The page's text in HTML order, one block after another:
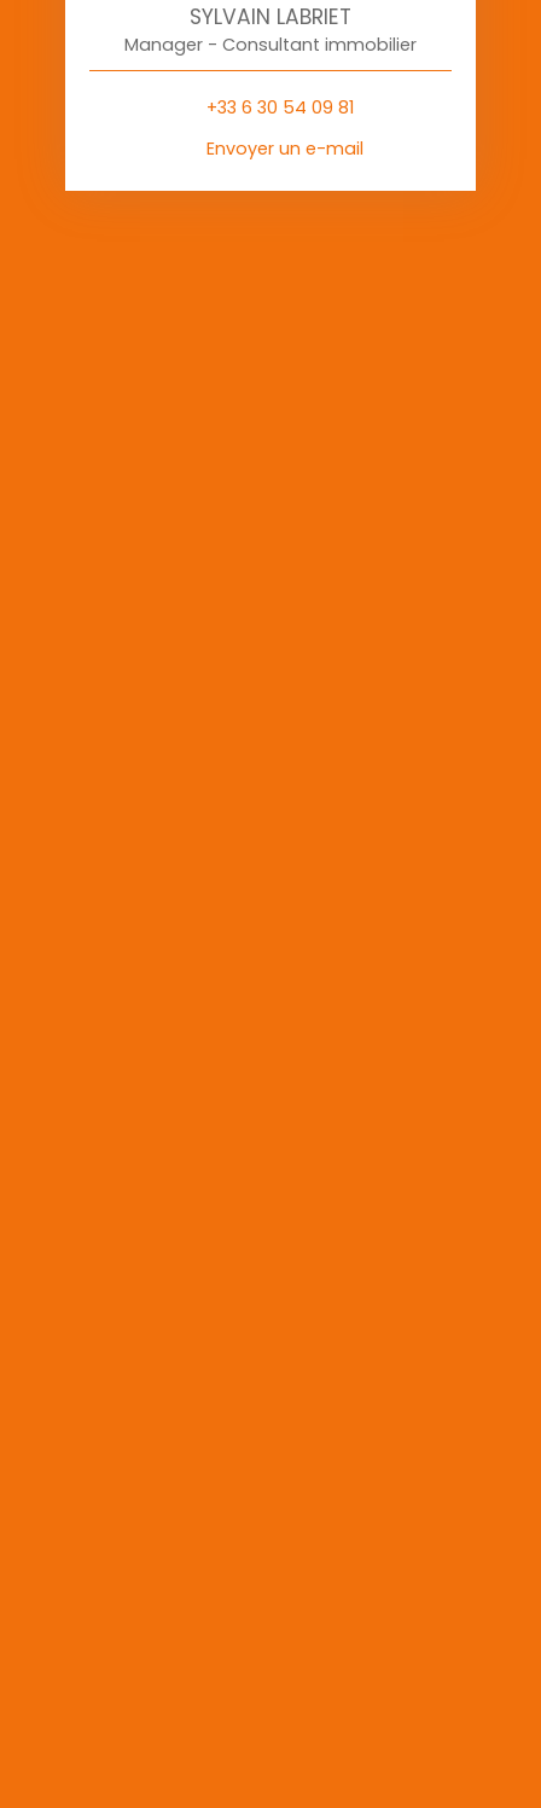
SYLVAIN LABRIET
Manager - Consultant immobilier
+33 6 30 54 09 81
Envoyer un e-mail